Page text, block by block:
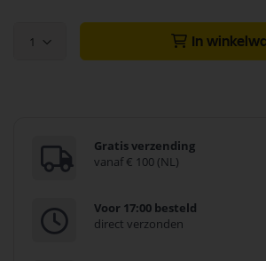
1 In
Gratis verzending
vanaf € 100 (NL)
Voor 17:00 besteld
direct verzonden